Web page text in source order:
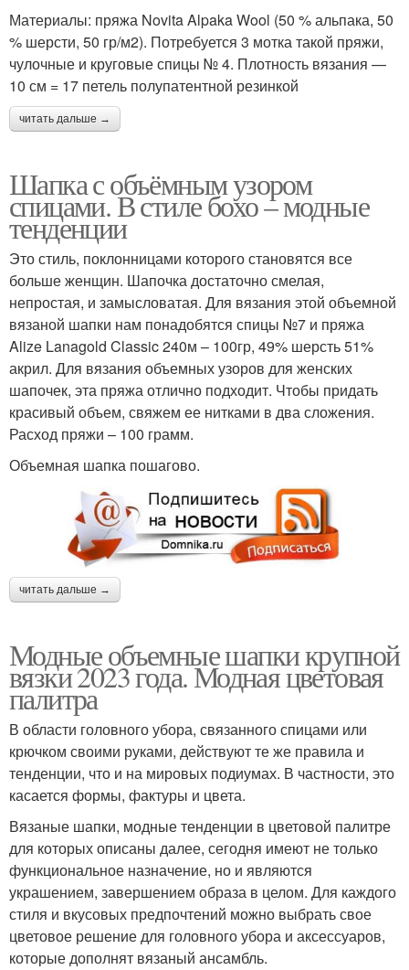
Материалы: пряжа Novita Alpaka Wool (50 % альпака, 50
% шерсти, 50 гр/м2). Потребуется 3 мотка такой пряжи,
чулочные и круговые спицы № 4. Плотность вязания —
10 см = 17 петель полупатентной резинкой
читать дальше →
Шапка с объёмным узором
спицами. В стиле бохо – модные
тенденции
Это стиль, поклонницами которого становятся все
больше женщин. Шапочка достаточно смелая,
непростая, и замысловатая. Для вязания этой объемной
вязаной шапки нам понадобятся спицы №7 и пряжа
Alize Lanagold Classic 240м – 100гр, 49% шерсть 51%
акрил. Для вязания объемных узоров для женских
шапочек, эта пряжа отлично подходит. Чтобы придать
красивый объем, свяжем ее нитками в два сложения.
Расход пряжи – 100 грамм.
Объемная шапка пошагово.
читать дальше →
Модные объемные шапки крупной
вязки 2023 года. Модная цветовая
палитра
В области головного убора, связанного спицами или
крючком своими руками, действуют те же правила и
тенденции, что и на мировых подиумах. В частности, это
касается формы, фактуры и цвета.
Вязаные шапки, модные тенденции в цветовой палитре
для которых описаны далее, сегодня имеют не только
функциональное назначение, но и являются
украшением, завершением образа в целом. Для каждого
стиля и вкусовых предпочтений можно выбрать свое
цветовое решение для головного убора и аксессуаров,
которые дополнят вязаный ансамбль.